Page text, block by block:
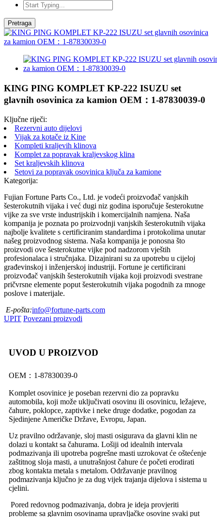
Pretraga
KING PING KOMPLET KP-222 ISUZU set
glavnih osovinica za kamion OEM：1-87830039-0
Ključne riječi:
Rezervni auto dijelovi
Vijak za kotače iz Kine
Kompleti kraljevih klinova
Komplet za popravak kraljevskog klina
Set kraljevskih klinova
Setovi za popravak osovinica ključa za kamione
Kategorija:
Fujian Fortune Parts Co., Ltd. je vodeći proizvođač vanjskih
šesterokutnih vijaka i već dugi niz godina isporučuje šesterokutne
vijke za sve vrste industrijskih i komercijalnih namjena. Naša
kompanija je poznata po proizvodnji vanjskih šesterokutnih vijaka
najbolje kvalitete s certificiranim standardima i protokolima unutar
našeg proizvodnog sistema. Naša kompanija je ponosna što
proizvodi ove šesterokutne vijke pod nadzorom vještih
profesionalaca i stručnjaka. Dizajnirani su za upotrebu u cijeloj
građevinskoj i inženjerskoj industriji. Fortune je certificirani
proizvođač vanjskih šesterokutnih vijaka koji proizvodi svestrane
pričvrsne elemente poput šesterokutnih vijaka pogodnih za mnoge
poslove i materijale.
E-pošta:info@fortune-parts.com
UPIT Povezani proizvodi
UVOD U PROIZVOD
OEM：1-87830039-0
Komplet osovinice je poseban rezervni dio za popravku
automobila, koji može uključivati ​​osovinu ili osovinicu, ležajeve,
čahure, poklopce, zaptivke i neke druge dodatke, pogodan za
Sjedinjene Američke Države, Evropu, Japan.
Uz pravilno održavanje, sloj masti osigurava da glavni klin ne
dolazi u kontakt sa čahurama. Lošiji od idealnih intervala
podmazivanja ili upotreba pogrešne masti uzrokovat će oštećenje
zaštitnog sloja masti, a unutrašnjost čahure će početi erodirati
zbog kontakta metala s metalom. Održavanje pravilnog
podmazivanja ključno je za dug vijek trajanja dijelova i sistema u
cjelini.
Pored redovnog podmazivanja, dobra je ideja provjeriti
probleme sa glavnim osovinama upravljačke osovine svaki put